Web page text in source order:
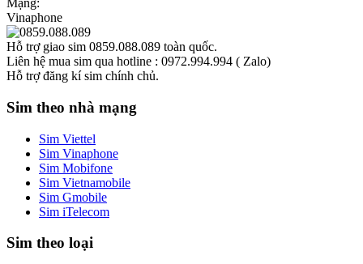
Mạng:
Vinaphone
Hỗ trợ giao sim 0859.088.089 toàn quốc.
Liên hệ mua sim qua hotline : 0972.994.994 ( Zalo)
Hỗ trợ đăng kí sim chính chủ.
Sim theo nhà mạng
Sim Viettel
Sim Vinaphone
Sim Mobifone
Sim Vietnamobile
Sim Gmobile
Sim iTelecom
Sim theo loại